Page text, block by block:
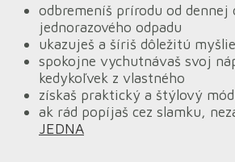
odbremeníš prírodu od dennej
jednorazového odpadu
ukazuješ a šíriš dôležitú
spokojne vychutnávaš svoj
kedykoľvek z vlastného
získaš praktický a štýlový
ak rád popíjaš cez slamku,
JEDNA